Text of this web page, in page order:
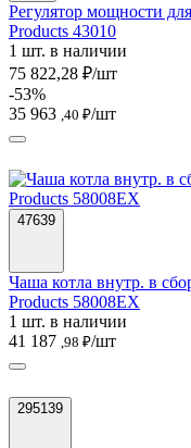
Регулятор мощности
Products 43010
1 шт. в наличии
75 822,28 ₽/шт
-53%
35 963 ,40 ₽/шт
47639
Чаша котла внутр. в
Products 58008EX
1 шт. в наличии
41 187 ,98 ₽/шт
295139